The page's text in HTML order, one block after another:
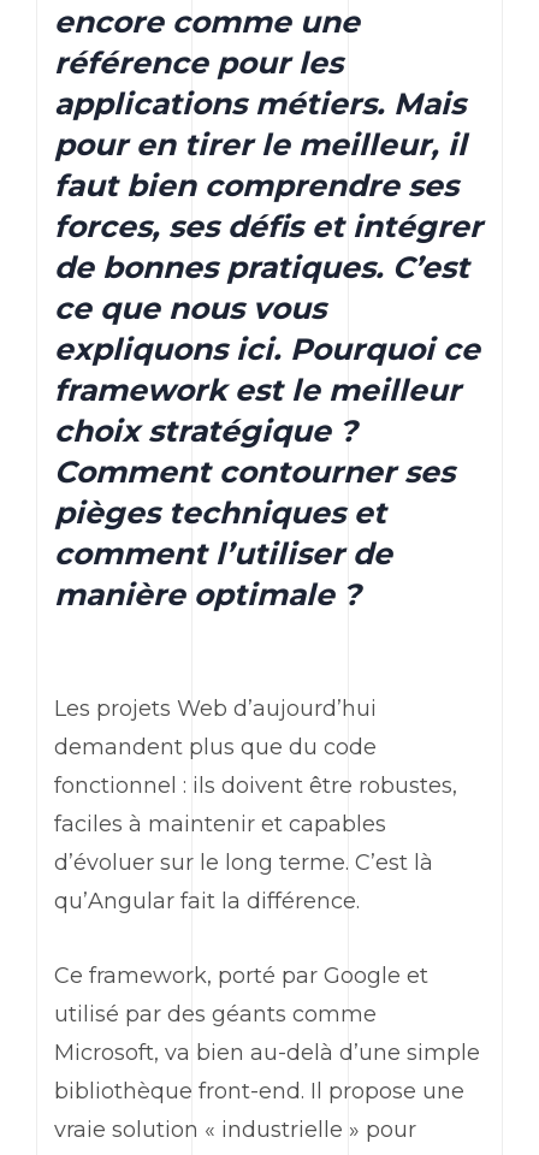
encore comme une
référence pour les
applications métiers. Mais
pour en tirer le meilleur, il
faut bien comprendre ses
forces, ses défis et intégrer
de bonnes pratiques. C’est
ce que nous vous
expliquons ici. Pourquoi ce
framework est le meilleur
choix stratégique ?
Comment contourner ses
pièges techniques et
comment l’utiliser de
manière optimale ?
Les projets Web d’aujourd’hui
demandent plus que du code
fonctionnel : ils doivent être robustes,
faciles à maintenir et capables
d’évoluer sur le long terme. C’est là
qu’Angular fait la différence.
Ce framework, porté par Google et
utilisé par des géants comme
Microsoft, va bien au-delà d’une simple
bibliothèque front-end. Il propose une
vraie solution « industrielle » pour